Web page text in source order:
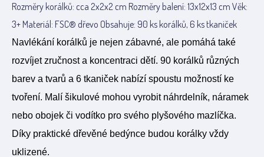
Rozměry korálků: cca 2x2x2 cm Rozměry balení: 13x12x13 cm Věk:
3+ Materiál: FSC® dřevo Obsahuje: 90 ks korálků, 6 ks tkaniček
Navlékání korálků je nejen zábavné, ale pomáhá také
rozvíjet zručnost a koncentraci dětí. 90 korálků různých
barev a tvarů a 6 tkaniček nabízí spoustu možností ke
tvoření. Malí šikulové mohou vyrobit náhrdelník, náramek
nebo obojek či vodítko pro svého plyšového mazlíčka.
Díky praktické dřevěné bedýnce budou korálky vždy
uklizené.